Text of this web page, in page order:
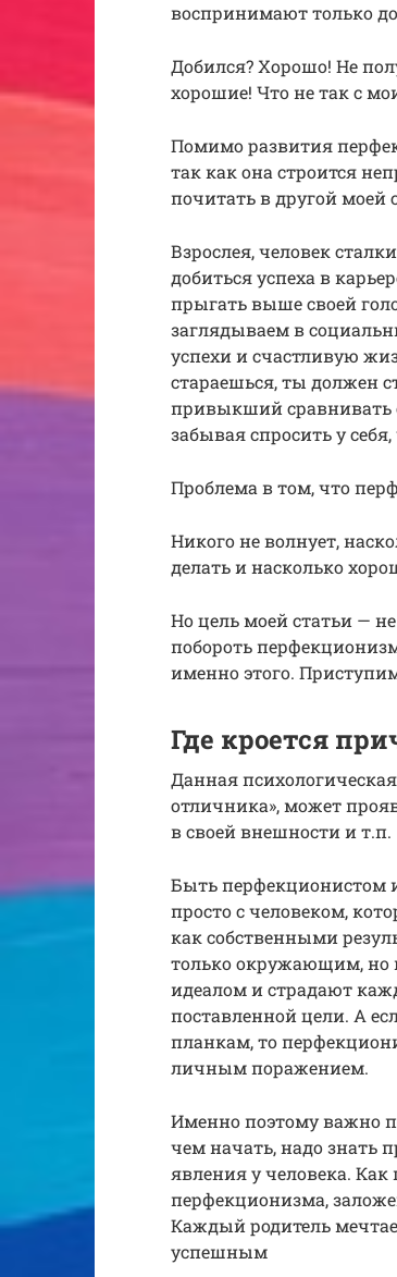
воспринимают только
Добился? Хорошо! Не
хорошие! Что не так с
Помимо развития
так как она строится
почитать в другой моей
Взрослея, человек
добиться успеха в
прыгать выше своей
заглядываем в
успехи и счастливую
стараешься, ты должен
привыкший сравнивать
забывая спросить у
Проблема в том, что
Никого не волнует,
делать и насколько
Но цель моей статьи —
побороть
именно этого.
Где кроется
Данная
отличника», может
в своей внешности и т.п.
Быть перфекционистом
просто с человеком,
как собственными
только окружающим, но
идеалом и страдают
поставленной цели. А
планкам, то
личным поражением.
Именно поэтому важно
чем начать, надо знать
явления у человека.
перфекционизма,
Каждый родитель
успешным